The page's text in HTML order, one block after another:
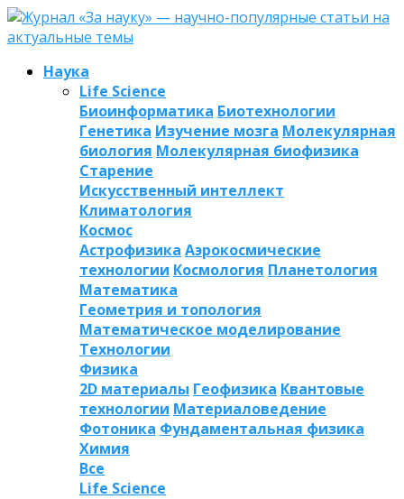
Наука
Life Science
Биоинформатика Биотехнологии
Генетика Изучение мозга Молекулярная
биология Молекулярная биофизика
Старение
Искусственный интеллект
Климатология
Космос
Астрофизика Аэрокосмические
технологии Космология Планетология
Математика
Геометрия и топология
Математическое моделирование
Технологии
Физика
2D материалы Геофизика Квантовые
технологии Материаловедение
Фотоника Фундаментальная физика
Химия
Все
Life Science